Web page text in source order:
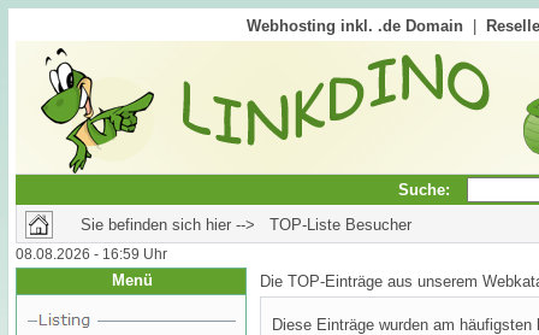
Webhosting inkl. .de Domain
Suche:
Sie befinden sich hier --> TOP-Liste Besucher
08.08.2026 - 16:59 Uhr
Menü Die TOP-Einträge aus unserem
Diese Einträge wurden am häufigsten